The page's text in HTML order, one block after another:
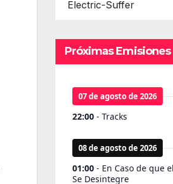
Electric-Suffer
Próximas Emisiones